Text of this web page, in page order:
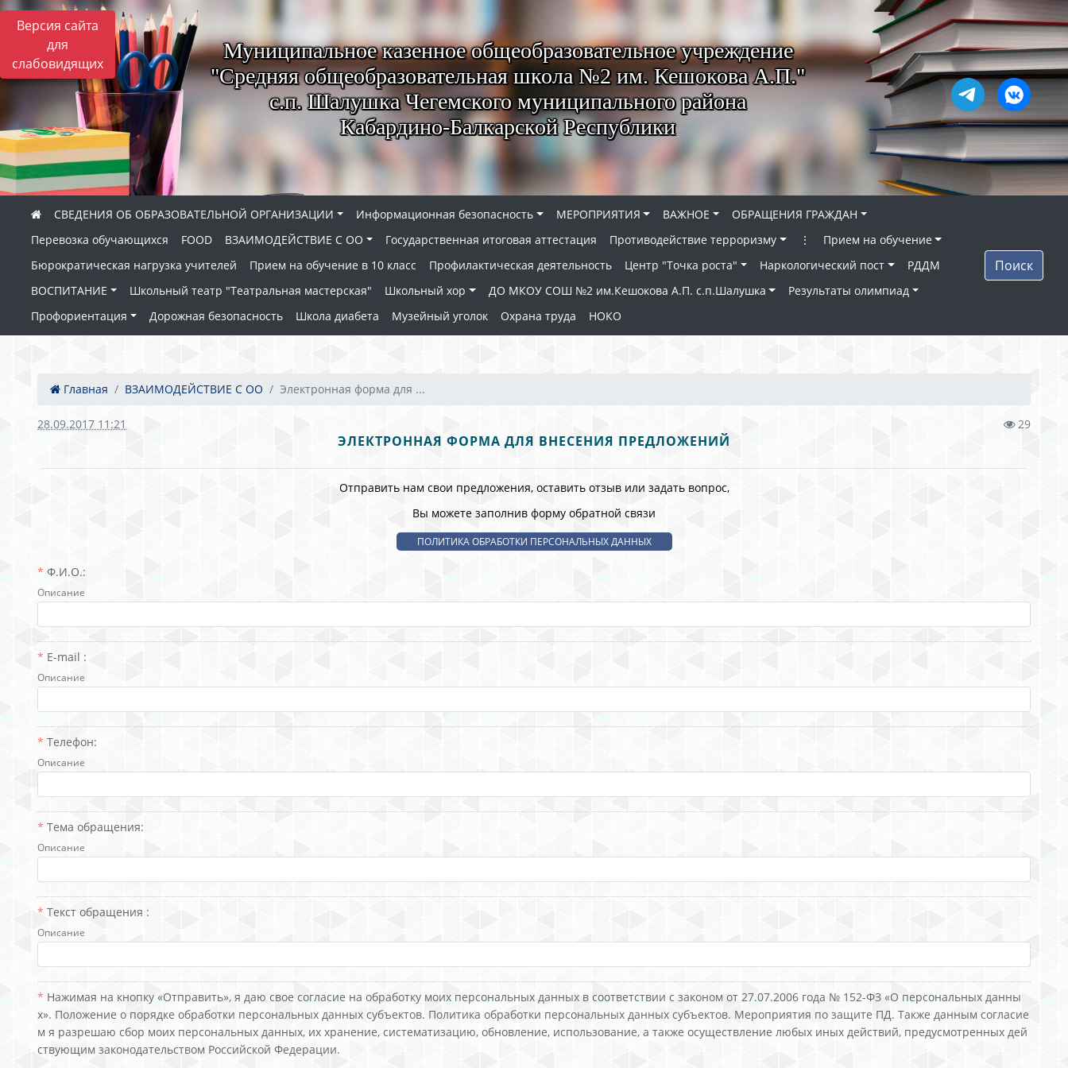
Версия сайта
для
слабовидящих
Муниципальное казенное общеобразовательное учреждение
"Средняя общеобразовательная школа №2 им. Кешокова А.П."
с.п. Шалушка Чегемского муниципального района
Кабардино-Балкарской Республики
СВЕДЕНИЯ ОБ ОБРАЗОВАТЕЛЬНОЙ ОРГАНИЗАЦИИ Информационная безопасность МЕРОПРИЯТИЯ ВАЖНОЕ
ОБРАЩЕНИЯ ГРАЖДАН
Перевозка обучающихся
FOOD ВЗАИМОДЕЙСТВИЕ С ОО Государственная итоговая аттестация Противодействие терроризму ⋮
Прием на обучение
Бюрократическая нагрузка учителей
Прием на обучение в 10 класс Профилактическая деятельность Центр "Точка роста" Наркологический пост
РДДМ
ВОСПИТАНИЕ
Школьный театр "Театральная мастерская" Школьный хор ДО МКОУ СОШ №2 им.Кешокова А.П. с.п.Шалушка
Результаты олимпиад
Профориентация
Дорожная безопасность Школа диабета Музейный уголок Охрана труда НОКО
Поиск
Главная ВЗАИМОДЕЙСТВИЕ С ОО Электронная форма для ...
28.09.2017 11:21 29
ЭЛЕКТРОННАЯ ФОРМА ДЛЯ ВНЕСЕНИЯ ПРЕДЛОЖЕНИЙ
Отправить нам свои предложения, оставить отзыв или задать вопрос,
Вы можете заполнив форму обратной связи
ПОЛИТИКА ОБРАБОТКИ ПЕРСОНАЛЬНЫХ ДАННЫХ
Ф.И.О.:
Описание
E-mail :
Описание
Телефон:
Описание
Тема обращения:
Описание
Текст обращения :
Описание
Нажимая на кнопку «Отправить», я даю свое согласие на обработку моих персональных данных в соответствии с законом от 27.07.2006 года № 152-ФЗ «О персональных данны
х». Положение о порядке обработки персональных данных субъектов. Политика обработки персональных данных субъектов. Мероприятия по защите ПД. Также данным согласие
м я разрешаю сбор моих персональных данных, их хранение, систематизацию, обновление, использование, а также осуществление любых иных действий, предусмотренных дей
ствующим законодательством Российской Федерации.